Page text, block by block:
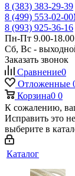
8 (383) 383-29-39
8 (499) 553-02-00
8 (993) 925-36-16
Пн-Пт 9.00-18.00
Сб, Вс -
Заказать звонок
Сравнение0
Отложенные
Корзина0 0
К сожалению,
Исправить это
выберите в
Каталог